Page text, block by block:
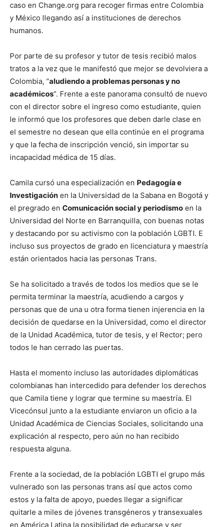
caso en Change.org para recoger firmas entre Colombia
y México llegando así a instituciones de derechos
humanos.
Por parte de su profesor y tutor de tesis recibió malos
tratos a la vez que le manifestó que mejor se devolviera a
Colombia, “aludiendo a problemas personas y no
académicos”. Frente a este panorama consultó de nuevo
con el director sobre el ingreso como estudiante, quien
le informó que los profesores que deben darle clase en
el semestre no desean que ella continúe en el programa
y que la fecha de inscripción venció, sin importar su
incapacidad médica de 15 días.
Camila cursó una especialización en Pedagogía e
Investigación en la Universidad de la Sabana en Bogotá y
el pregrado en Comunicación social y periodismo en la
Universidad del Norte en Barranquilla, con buenas notas
y destacando por su activismo con la población LGBTI. E
incluso sus proyectos de grado en licenciatura y maestría
están orientados hacia las personas Trans.
Se ha solicitado a través de todos los medios que se le
permita terminar la maestría, acudiendo a cargos y
personas que de una u otra forma tienen injerencia en la
decisión de quedarse en la Universidad, como el director
de la Unidad Académica, tutor de tesis, y el Rector; pero
todos le han cerrado las puertas.
Hasta el momento incluso las autoridades diplomáticas
colombianas han intercedido para defender los derechos
que Camila tiene y lograr que termine su maestría. El
Vicecónsul junto a la estudiante enviaron un oficio a la
Unidad Académica de Ciencias Sociales, solicitando una
explicación al respecto, pero aún no han recibido
respuesta alguna.
Frente a la sociedad, de la población LGBTI el grupo más
vulnerado son las personas trans así que actos como
estos y la falta de apoyo, puedes llegar a significar
quitarle a miles de jóvenes transgéneros y transexuales
en América Latina la posibilidad de educarse y ser